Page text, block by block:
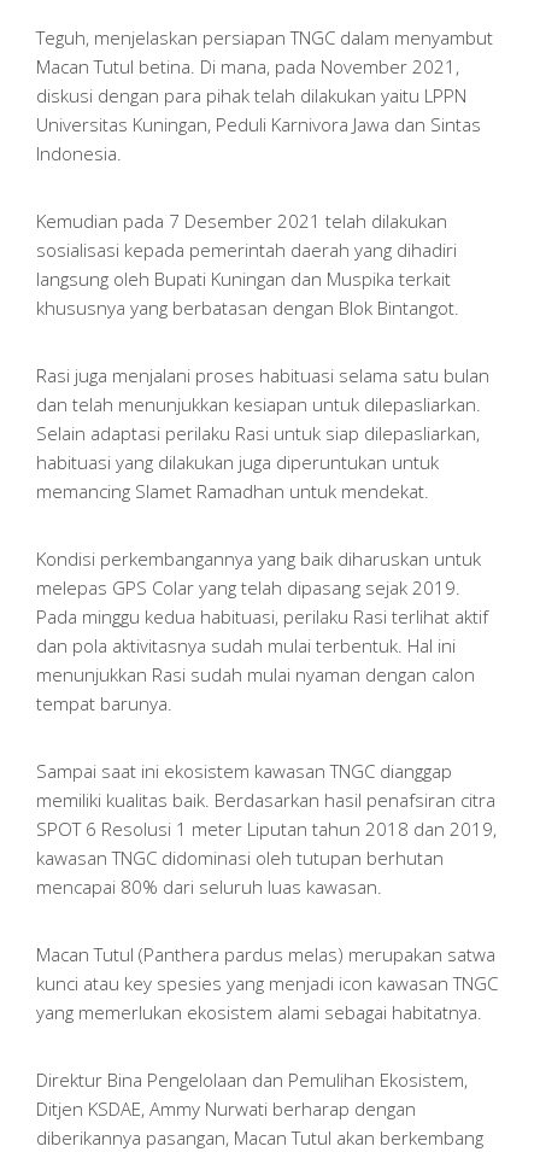
Teguh, menjelaskan persiapan TNGC dalam menyambut
Macan Tutul betina. Di mana, pada November 2021,
diskusi dengan para pihak telah dilakukan yaitu LPPN
Universitas Kuningan, Peduli Karnivora Jawa dan Sintas
Indonesia.
Kemudian pada 7 Desember 2021 telah dilakukan
sosialisasi kepada pemerintah daerah yang dihadiri
langsung oleh Bupati Kuningan dan Muspika terkait
khususnya yang berbatasan dengan Blok Bintangot.
Rasi juga menjalani proses habituasi selama satu bulan
dan telah menunjukkan kesiapan untuk dilepasliarkan.
Selain adaptasi perilaku Rasi untuk siap dilepasliarkan,
habituasi yang dilakukan juga diperuntukan untuk
memancing Slamet Ramadhan untuk mendekat.
Kondisi perkembangannya yang baik diharuskan untuk
melepas GPS Colar yang telah dipasang sejak 2019.
Pada minggu kedua habituasi, perilaku Rasi terlihat aktif
dan pola aktivitasnya sudah mulai terbentuk. Hal ini
menunjukkan Rasi sudah mulai nyaman dengan calon
tempat barunya.
Sampai saat ini ekosistem kawasan TNGC dianggap
memiliki kualitas baik. Berdasarkan hasil penafsiran citra
SPOT 6 Resolusi 1 meter Liputan tahun 2018 dan 2019,
kawasan TNGC didominasi oleh tutupan berhutan
mencapai 80% dari seluruh luas kawasan.
Macan Tutul (Panthera pardus melas) merupakan satwa
kunci atau key spesies yang menjadi icon kawasan TNGC
yang memerlukan ekosistem alami sebagai habitatnya.
Direktur Bina Pengelolaan dan Pemulihan Ekosistem,
Ditjen KSDAE, Ammy Nurwati berharap dengan
diberikannya pasangan, Macan Tutul akan berkembang